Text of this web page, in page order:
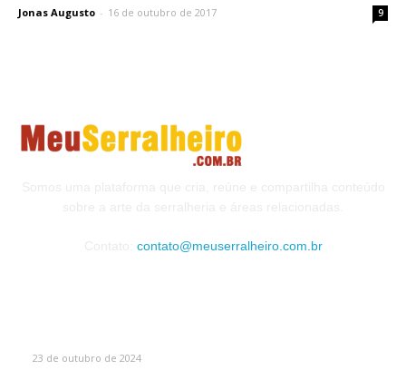
Jonas Augusto - 16 de outubro de 2017 9
contato@meuserralheiro.com.br
23 de outubro de 2024